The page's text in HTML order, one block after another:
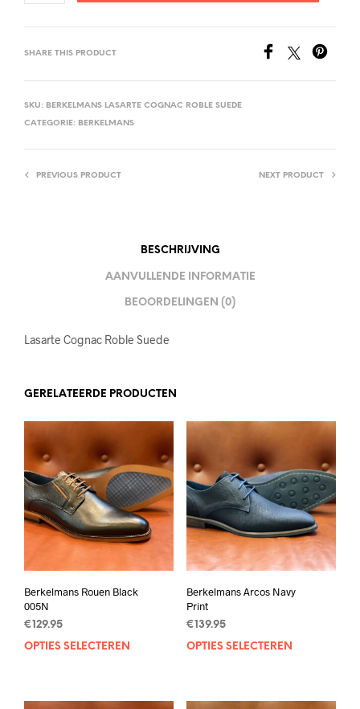
SHARE THIS PRODUCT
SKU: BERKELMANS LASARTE COGNAC ROBLE SUEDE
CATEGORIE: BERKELMANS
PREVIOUS PRODUCT NEXT PRODUCT
BESCHRIJVING
AANVULLENDE INFORMATIE
BEOORDELINGEN (0)
Lasarte Cognac Roble Suede
GERELATEERDE PRODUCTEN
Berkelmans Rouen Black
005N
€ 129.95
OPTIES SELECTEREN
Dit
meerdere
Berkelmans Arcos Navy
Print
€ 139.95
OPTIES SELECTEREN